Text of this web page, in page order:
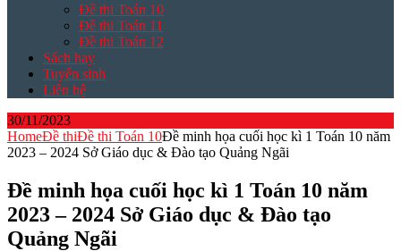
Đề thi Toán 10
Đề thi Toán 11
Đề thi Toán 12
Sách hay
Tuyển sinh
Liên hệ
30/11/2023
HomeĐề thiĐề thi Toán 10Đề minh họa cuối học kì 1 Toán 10 năm
2023 – 2024 Sở Giáo dục & Đào tạo Quảng Ngãi
Đề minh họa cuối học kì 1 Toán 10 năm
2023 – 2024 Sở Giáo dục & Đào tạo
Quảng Ngãi